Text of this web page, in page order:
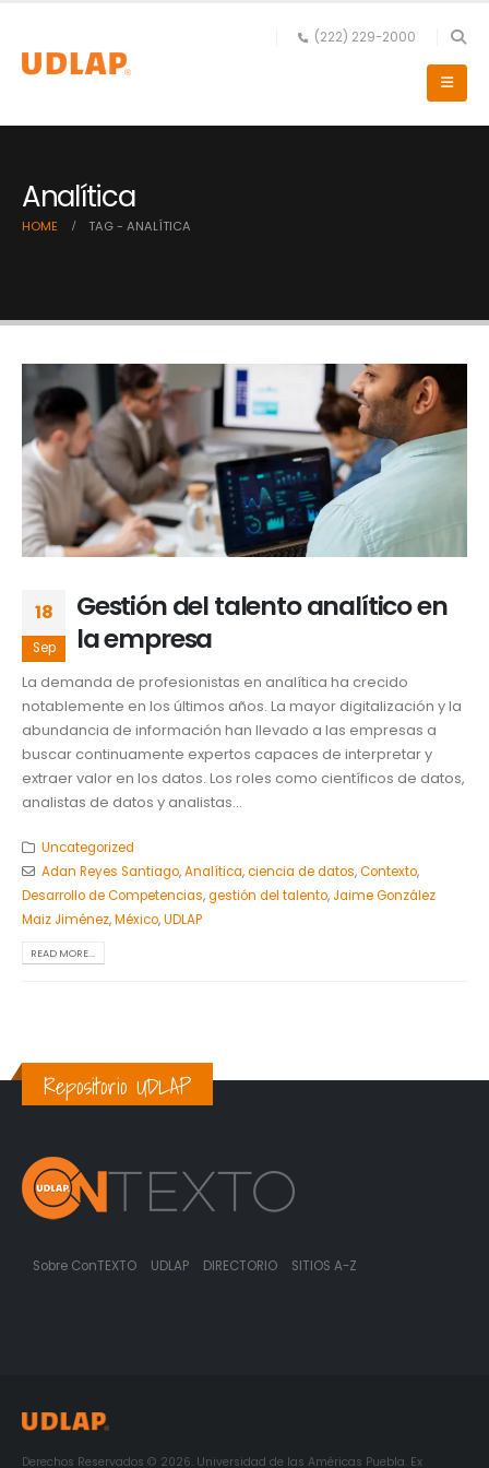
(222) 229-2000
Analítica
HOME TAG - ANALÍTICA
18
Sep
Gestión del talento analítico en
la empresa
La demanda de profesionistas en analítica ha crecido
notablemente en los últimos años. La mayor digitalización y la
abundancia de información han llevado a las empresas a
buscar continuamente expertos capaces de interpretar y
extraer valor en los datos. Los roles como científicos de datos,
analistas de datos y analistas...
Uncategorized
Adan Reyes Santiago,Analítica,ciencia de datos,Contexto,
Desarrollo de Competencias,gestión del talento, Jaime González
Maiz Jiménez,México,UDLAP
READ MORE...
Repositorio UDLAP
Sobre ConTEXTO UDLAP DIRECTORIO SITIOS A-Z
Derechos Reservados © 2026. Universidad de las Américas Puebla. Ex